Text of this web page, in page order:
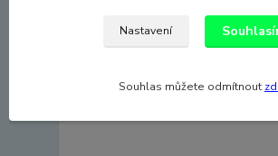
Nastavení
Souhlas můžete odmítnout